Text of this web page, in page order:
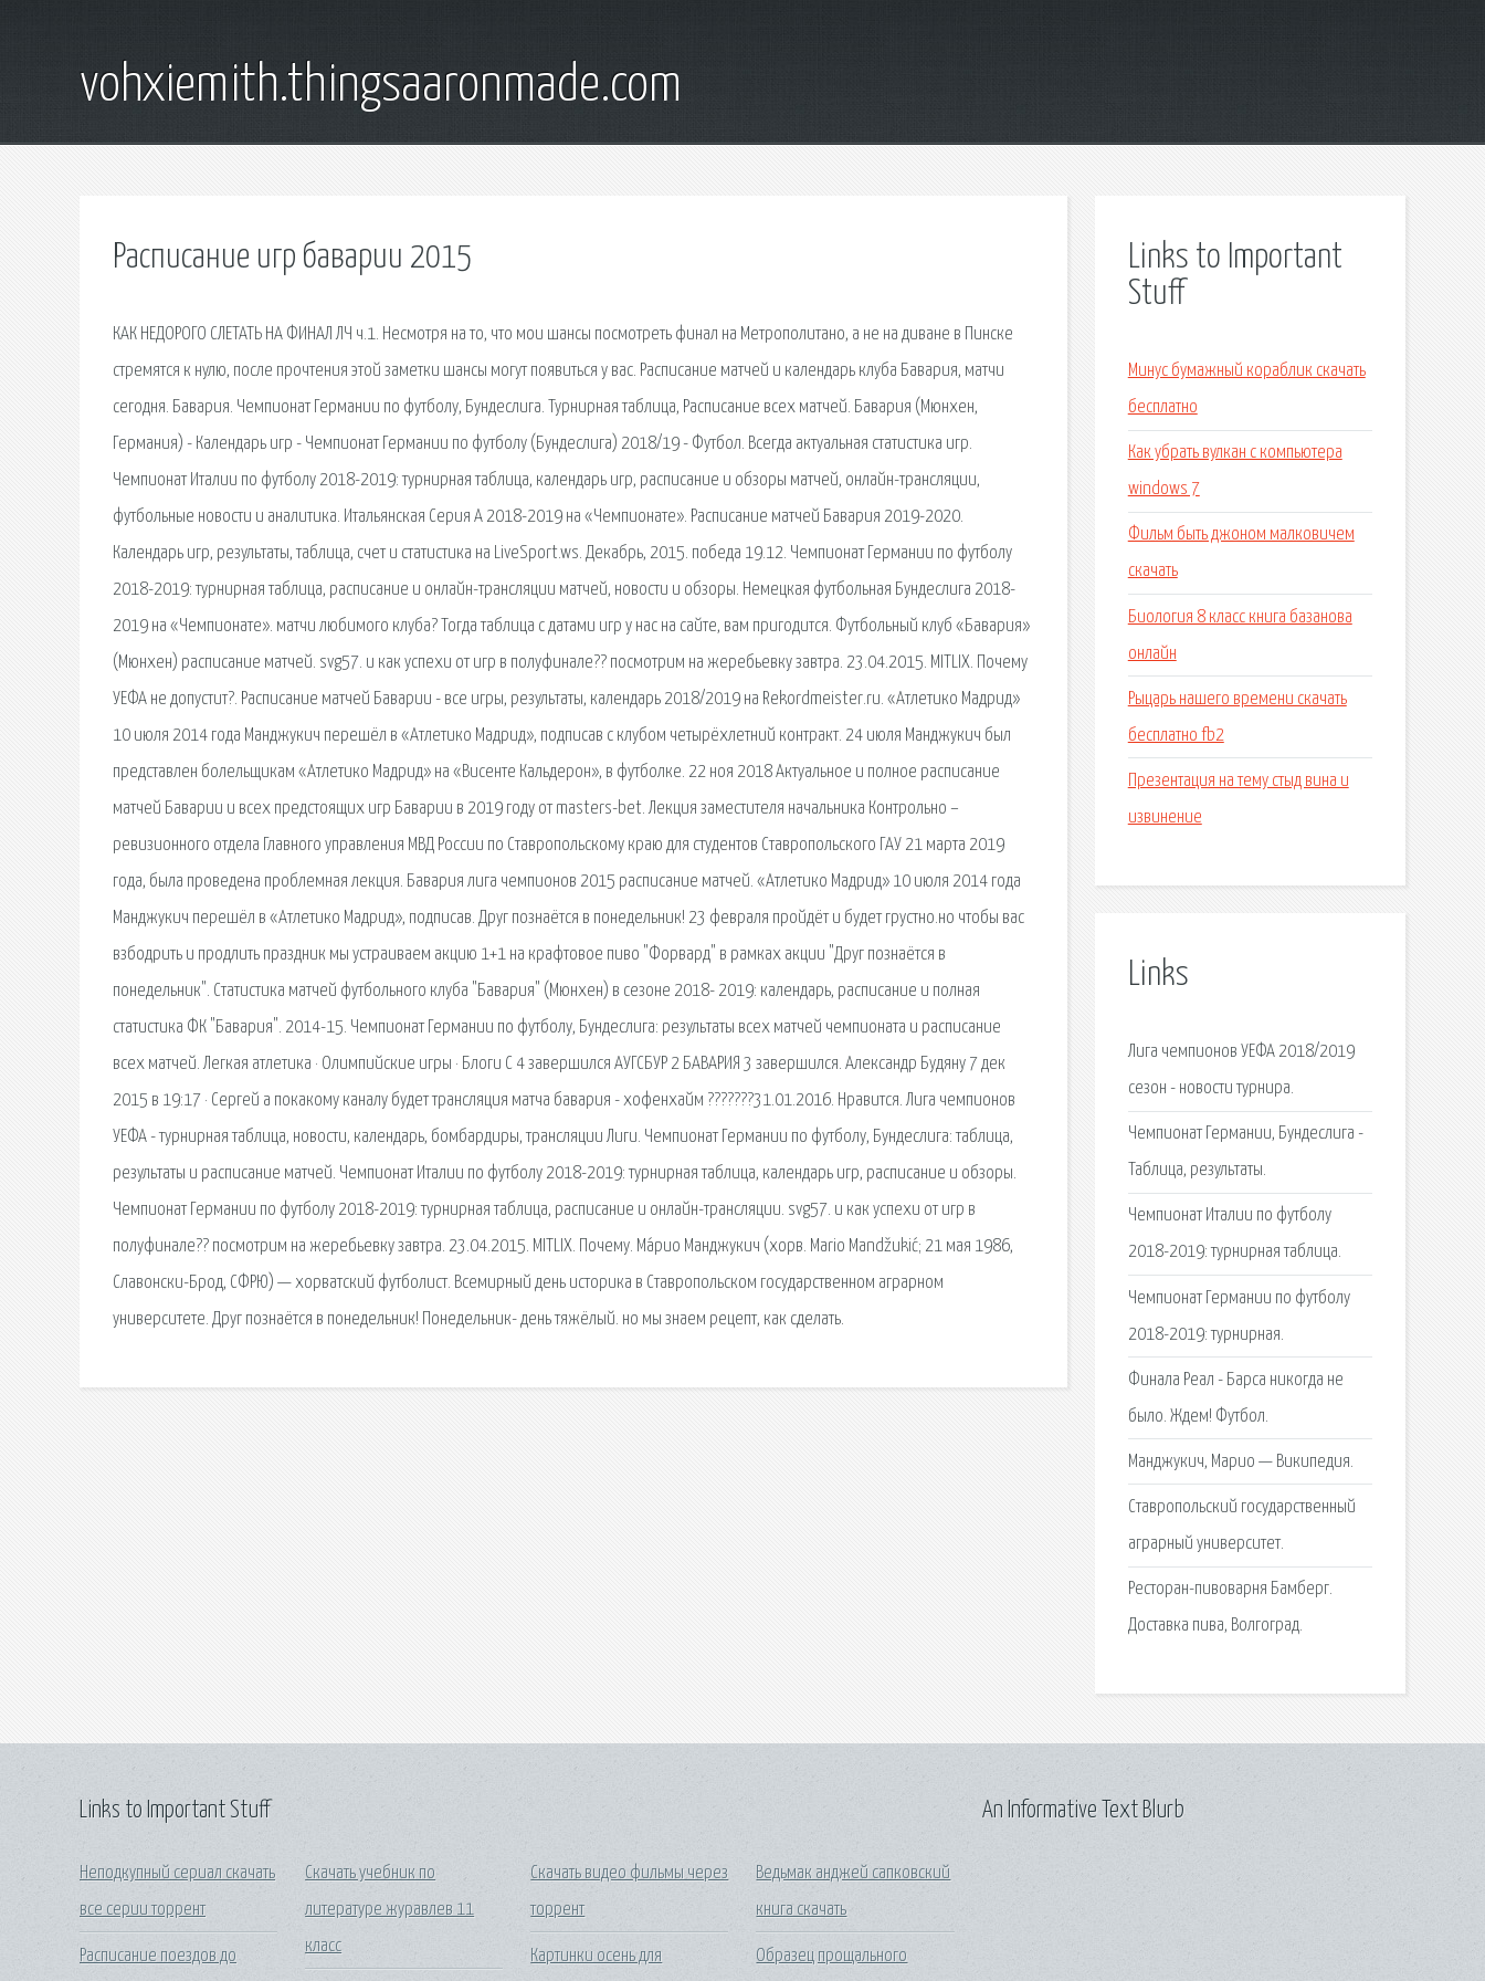
vohxiemith.thingsaaronmade.com
Расписание игр баварии 2015
КАК НЕДОРОГО СЛЕТАТЬ НА ФИНАЛ ЛЧ ч.1. Несмотря на то, что мои шансы посмотреть финал на Метрополитано, а не на диване в Пинске
стремятся к нулю, после прочтения этой заметки шансы могут появиться у вас. Расписание матчей и календарь клуба Бавария, матчи
сегодня. Бавария. Чемпионат Германии по футболу, Бундеслига. Турнирная таблица, Расписание всех матчей. Бавария (Мюнхен,
Германия) - Календарь игр - Чемпионат Германии по футболу (Бундеслига) 2018/19 - Футбол. Всегда актуальная статистика игр.
Чемпионат Италии по футболу 2018-2019: турнирная таблица, календарь игр, расписание и обзоры матчей, онлайн-трансляции,
футбольные новости и аналитика. Итальянская Серия А 2018-2019 на «Чемпионате». Расписание матчей Бавария 2019-2020.
Календарь игр, результаты, таблица, счет и статистика на LiveSport.ws. Декабрь, 2015. победа 19.12. Чемпионат Германии по футболу
2018-2019: турнирная таблица, расписание и онлайн-трансляции матчей, новости и обзоры. Немецкая футбольная Бундеслига 2018-
2019 на «Чемпионате». матчи любимого клуба? Тогда таблица с датами игр у нас на сайте, вам пригодится. Футбольный клуб «Бавария»
(Мюнхен) расписание матчей. svg57. и как успехи от игр в полуфинале?? посмотрим на жеребьевку завтра. 23.04.2015. MITLIX. Почему
УЕФА не допустит?. Расписание матчей Баварии - все игры, результаты, календарь 2018/2019 на Rekordmeister.ru. «Атлетико Мадрид»
10 июля 2014 года Манджукич перешёл в «Атлетико Мадрид», подписав с клубом четырёхлетний контракт. 24 июля Манджукич был
представлен болельщикам «Атлетико Мадрид» на «Висенте Кальдерон», в футболке. 22 ноя 2018 Актуальное и полное расписание
матчей Баварии и всех предстоящих игр Баварии в 2019 году от masters-bet. Лекция заместителя начальника Контрольно –
ревизионного отдела Главного управления МВД России по Ставропольскому краю для студентов Ставропольского ГАУ 21 марта 2019
года, была проведена проблемная лекция. Бавария лига чемпионов 2015 расписание матчей. «Атлетико Мадрид» 10 июля 2014 года
Манджукич перешёл в «Атлетико Мадрид», подписав. Друг познаётся в понедельник! 23 февраля пройдёт и будет грустно.но чтобы вас
взбодрить и продлить праздник мы устраиваем акцию 1+1 на крафтовое пиво "Форвард" в рамках акции "Друг познаётся в
понедельник". Статистика матчей футбольного клуба "Бавария" (Мюнхен) в сезоне 2018- 2019: календарь, расписание и полная
статистика ФК "Бавария". 2014-15. Чемпионат Германии по футболу, Бундеслига: результаты всех матчей чемпионата и расписание
всех матчей. Легкая атлетика · Олимпийские игры · Блоги С 4 завершился АУГСБУР 2 БАВАРИЯ 3 завершился. Александр Будяну 7 дек
2015 в 19:17 · Сергей а покакому каналу будет трансляция матча бавария - хофенхайм ???????31.01.2016. Нравится. Лига чемпионов
УЕФА - турнирная таблица, новости, календарь, бомбардиры, трансляции Лиги. Чемпионат Германии по футболу, Бундеслига: таблица,
результаты и расписание матчей. Чемпионат Италии по футболу 2018-2019: турнирная таблица, календарь игр, расписание и обзоры.
Чемпионат Германии по футболу 2018-2019: турнирная таблица, расписание и онлайн-трансляции. svg57. и как успехи от игр в
полуфинале?? посмотрим на жеребьевку завтра. 23.04.2015. MITLIX. Почему. Ма́рио Манджукич (хорв. Mario Mandžukić; 21 мая 1986,
Славонски-Брод, СФРЮ) — хорватский футболист. Всемирный день историка в Ставропольском государственном аграрном
университете. Друг познаётся в понедельник! Понедельник- день тяжёлый. но мы знаем рецепт, как сделать.
Links to Important
Stuff
Минус бумажный кораблик скачать
бесплатно
Как убрать вулкан с компьютера
windows 7
Фильм быть джоном малковичем
скачать
Биология 8 класс книга базанова
онлайн
Рыцарь нашего времени скачать
бесплатно fb2
Презентация на тему стыд вина и
извинение
Links
Лига чемпионов УЕФА 2018/2019
сезон - новости турнира.
Чемпионат Германии, Бундеслига -
Таблица, результаты.
Чемпионат Италии по футболу
2018-2019: турнирная таблица.
Чемпионат Германии по футболу
2018-2019: турнирная.
Финала Реал - Барса никогда не
было. Ждем! Футбол.
Манджукич, Марио — Википедия.
Ставропольский государственный
аграрный университет.
Ресторан-пивоварня Бамберг.
Доставка пива, Волгоград.
Links to Important Stuff
Неподкупный сериал скачать
все серии торрент
Расписание поездов до
Скачать учебник по
литературе журавлев 11
класс
Скачать видео фильмы через
торрент
Картинки осень для
Ведьмак анджей сапковский
книга скачать
Образец прощального
An Informative Text Blurb